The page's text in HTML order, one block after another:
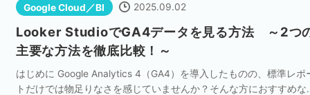
Google Cloud／BI 2025.09.02
Looker StudioでGA4データを見る方法 ～2つ
主要な方法を徹底比較！～
はじめに Google Analytics 4（GA4）を導入したものの、標準レポ
トだけでは物足りなさを感じていませんか？そんな方におすすめな